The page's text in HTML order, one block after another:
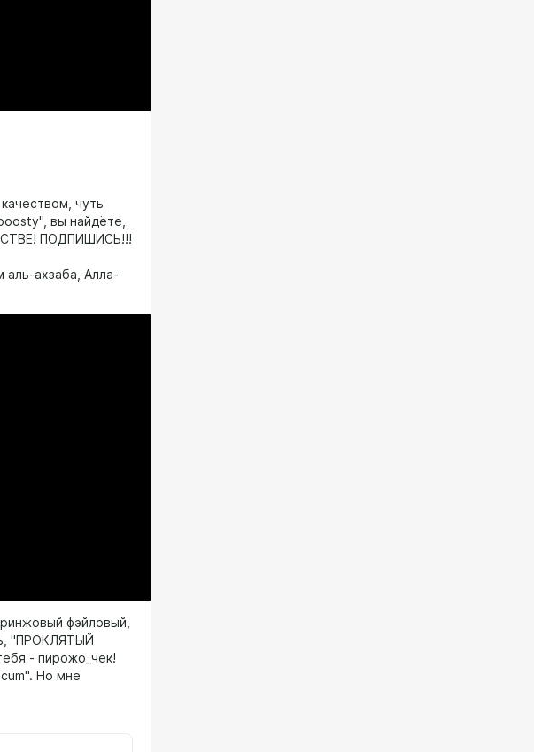
чуть
вы найдёте,
ПОДПИШИСЬ!!!
аль-ахзаба, Алла-
фэйловый,
"ПРОКЛЯТЫЙ
- пирожо_чек!
Но мне